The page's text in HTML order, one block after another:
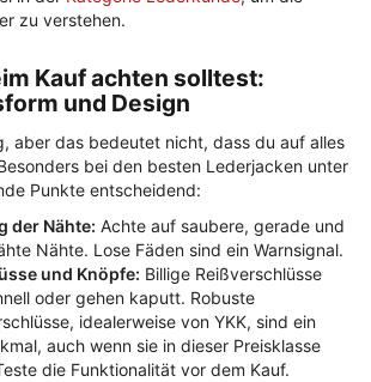
zu verstehen.
Kauf achten solltest:
und Design
aber das bedeutet nicht, dass du auf alles
bei den besten Lederjacken unter
Punkte entscheidend:
der Nähte: Achte auf saubere, gerade und
Nähte. Lose Fäden sind ein Warnsignal.
und Knöpfe: Billige Reißverschlüsse
oder gehen kaputt. Robuste
idealerweise von YKK, sind ein
auch wenn sie in dieser Preisklasse
die Funktionalität vor dem Kauf.